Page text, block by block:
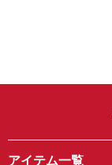
アイテム一覧